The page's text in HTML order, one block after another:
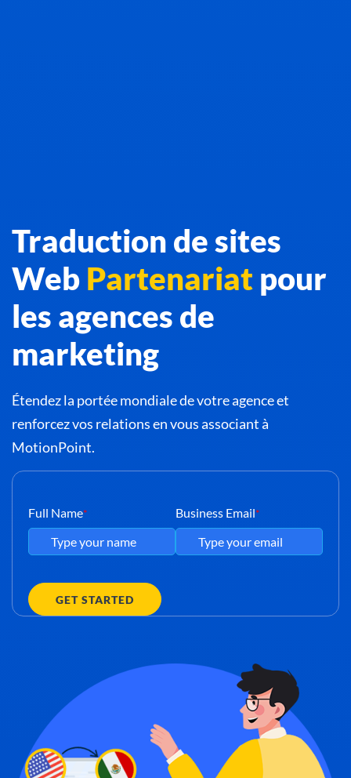
Traduction de sites
Web Partenariat pour
les agences de
marketing
Étendez la portée mondiale de votre agence et
renforcez vos relations en vous associant à
MotionPoint.
Full Name* Business Email*
GET STARTED